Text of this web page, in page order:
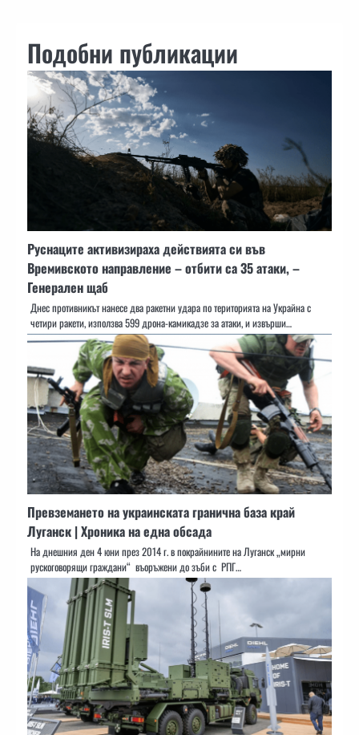
Подобни публикации
Руснаците активизираха действията си във
Времивското направление – отбити са 35 атаки, –
Генерален щаб
Днес противникът нанесе два ракетни удара по територията на Украйна с
четири ракети, използва 599 дрона-камикадзе за атаки, и извърши…
Превземането на украинската гранична база край
Луганск | Хроника на една обсада
На днешния ден 4 юни през 2014 г. в покрайнините на Луганск „мирни
рускоговорящи граждани“ въоръжени до зъби с РПГ…